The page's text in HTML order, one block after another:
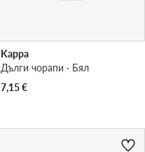
Kappa
Дълги чорапи · Бял
7,15€